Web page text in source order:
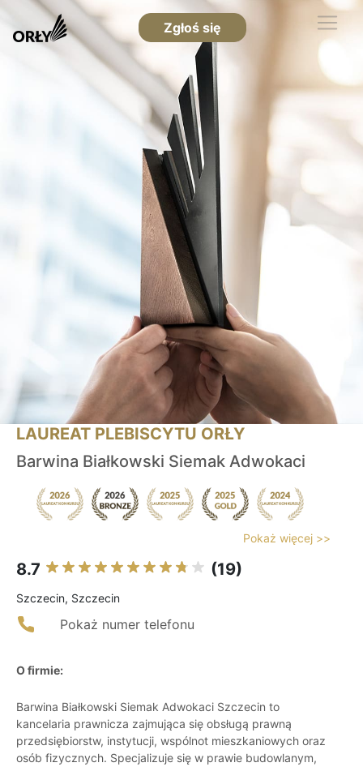
Zgłoś się
LAUREAT PLEBISCYTU ORŁY
Barwina Białkowski Siemak Adwokaci
Pokaż więcej >>
8.7 (19)
Szczecin, Szczecin
Pokaż numer telefonu
O firmie:
Barwina Białkowski Siemak Adwokaci Szczecin to
kancelaria prawnicza zajmująca się obsługą prawną
przedsiębiorstw, instytucji, wspólnot mieszkaniowych oraz
osób fizycznych. Specjalizuje się w prawie budowlanym,